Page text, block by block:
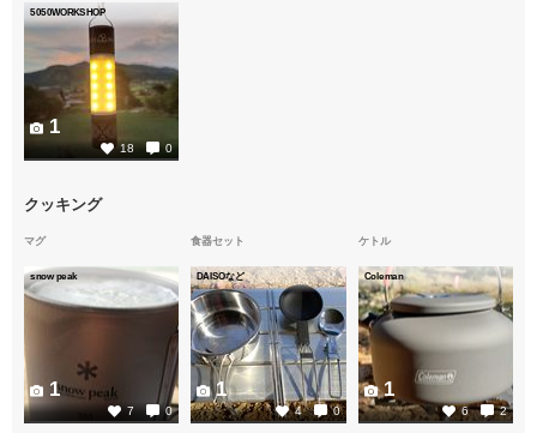
5050WORKSHOP
18 0
1
クッキング
マグ
snow peak
7 0
1
食器セット
DAISOなど
4 0
1
ケトル
Coleman
6 2
1